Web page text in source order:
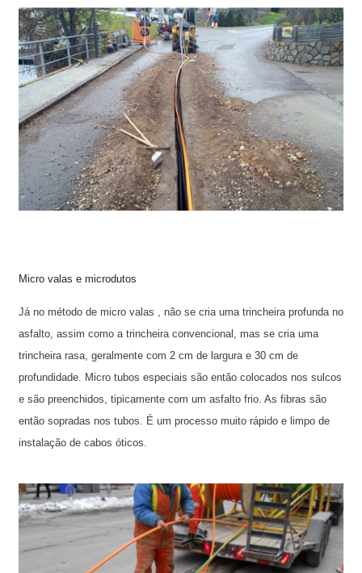
Micro valas e microdutos
Já no método de micro valas , não se cria uma trincheira profunda no
asfalto, assim como a trincheira convencional, mas se cria uma
trincheira rasa, geralmente com 2 cm de largura e 30 cm de
profundidade. Micro tubos especiais são então colocados nos sulcos
e são preenchidos, tipicamente com um asfalto frio. As fibras são
então sopradas nos tubos. É um processo muito rápido e limpo de
instalação de cabos óticos.